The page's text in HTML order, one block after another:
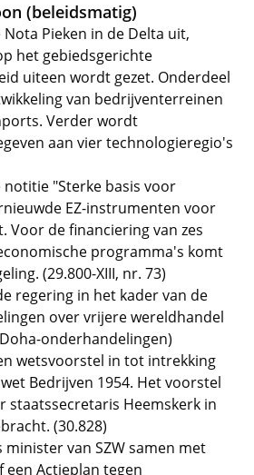
(beleidsmatig)
Pieken in de Delta uit,
het gebiedsgerichte
uiteen wordt gezet. Onderdeel
van bedrijventerreinen
Verder wordt
aan vier technologieregio's
notitie "Sterke basis voor
EZ-instrumenten voor
Voor de financiering van zes
programma's komt
(29.800-XIII, nr. 73)
regering in het kader van de
over vrijere wereldhandel
onderhandelingen)
wetsvoorstel in tot intrekking
Bedrijven 1954. Het voorstel
staatssecretaris Heemskerk in
(30.828)
minister van SZW samen met
Actieplan tegen